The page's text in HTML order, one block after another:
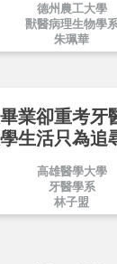
德州農工大學
獸醫病理生物學
朱珮華
業卻重考牙
生活只為追
高雄醫學大學
牙醫學系
林子盟